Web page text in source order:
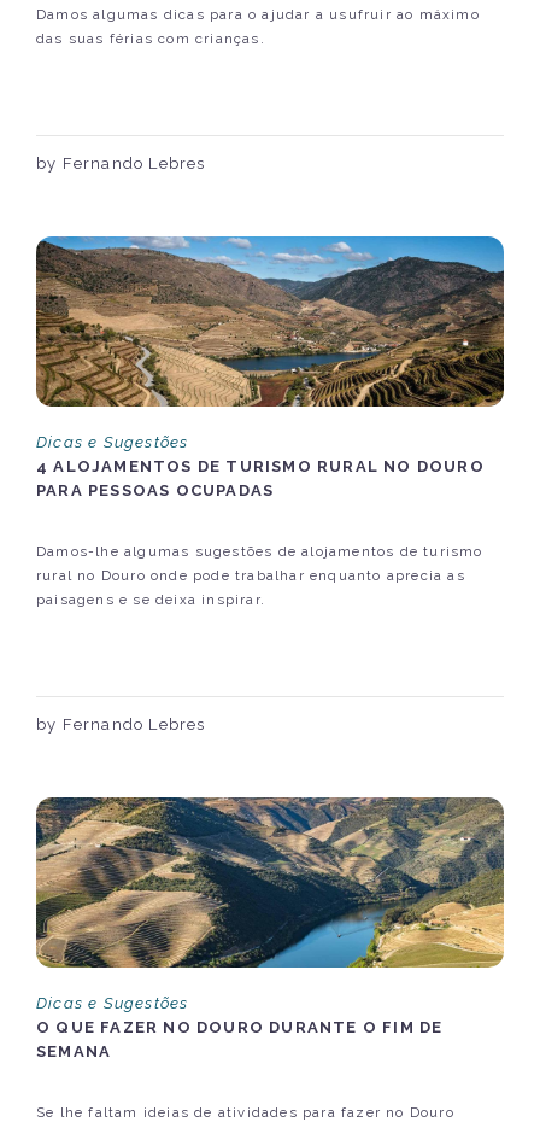
Damos algumas dicas para o ajudar a usufruir ao máximo
das suas férias com crianças.
by Fernando Lebres
Dicas e Sugestões
4 ALOJAMENTOS DE TURISMO RURAL NO DOURO
PARA PESSOAS OCUPADAS
Damos-lhe algumas sugestões de alojamentos de turismo
rural no Douro onde pode trabalhar enquanto aprecia as
paisagens e se deixa inspirar.
by Fernando Lebres
Dicas e Sugestões
O QUE FAZER NO DOURO DURANTE O FIM DE
SEMANA
Se lhe faltam ideias de atividades para fazer no Douro